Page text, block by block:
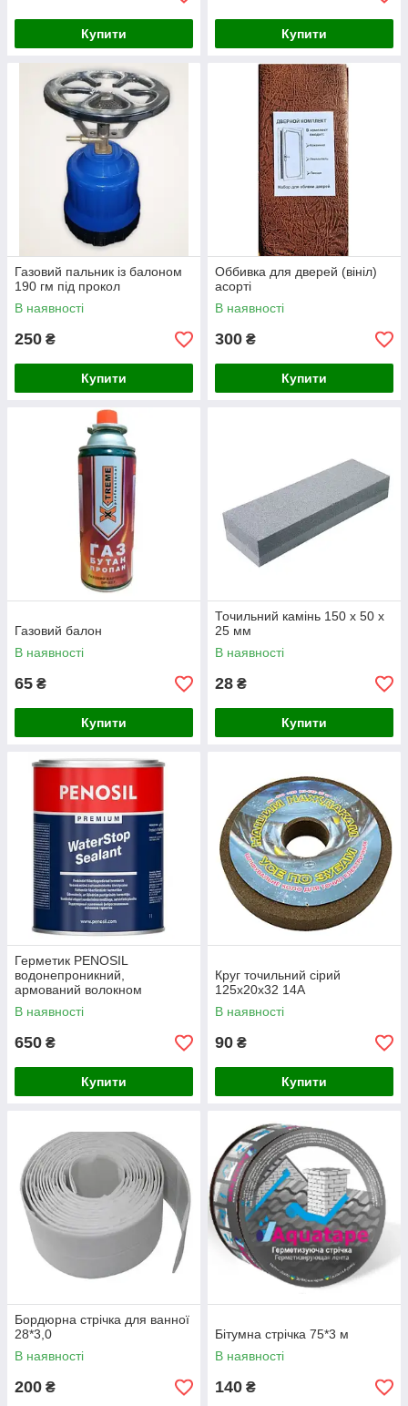
Купити Купити
Газовий пальник із балоном
190 гм під прокол
В наявності
250 ₴
Купити
Оббивка для дверей (вініл)
асорті
В наявності
300 ₴
Купити
Газовий балон
В наявності
65 ₴
Купити
Точильний камінь 150 х 50 х
25 мм
В наявності
28 ₴
Купити
Герметик PENOSIL
водонепроникний,
армований волокном
WaterStop 1 л
В наявності
650 ₴
Купити
Круг точильний сірий
125х20х32 14А
В наявності
90 ₴
Купити
Бордюрна стрічка для ванної
28*3,0
В наявності
200 ₴
Бітумна стрічка 75*3 м
В наявності
140 ₴